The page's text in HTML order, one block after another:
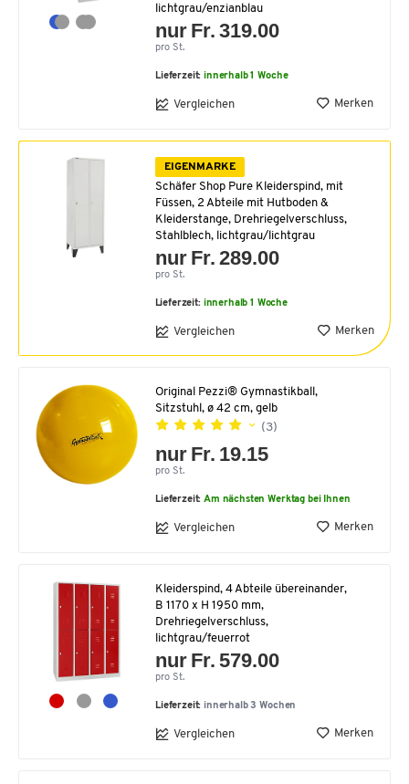
lichtgrau/enzianblau
nur Fr. 319.00
pro St.
Lieferzeit:innerhalb 1 Woche
Vergleichen Merken
EIGENMARKE
Schäfer Shop Pure Kleiderspind, mit
Füssen, 2 Abteile mit Hutboden &
Kleiderstange, Drehriegelverschluss,
Stahlblech, lichtgrau/lichtgrau
nur Fr. 289.00
pro St.
Lieferzeit: innerhalb 1 Woche
Vergleichen Merken
Original Pezzi® Gymnastikball,
Sitzstuhl, ø 42 cm, gelb
(3)
nur Fr. 19.15
pro St.
Lieferzeit:Am nächsten Werktag bei Ihnen
Vergleichen Merken
Kleiderspind, 4 Abteile übereinander,
B 1170 x H 1950 mm,
Drehriegelverschluss,
lichtgrau/feuerrot
nur Fr. 579.00
pro St.
Lieferzeit: innerhalb 3 Wochen
Vergleichen Merken